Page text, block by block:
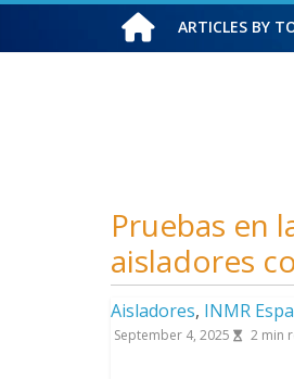
Saturday, August 8, 2026
ARTICLES BY
Pruebas en
aisladores
Aisladores, INMR
September 4, 2025 2 min